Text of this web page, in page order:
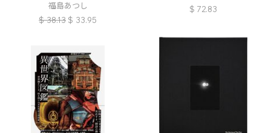
福島あつし
$ 38.13 $ 33.95
$ 72.83